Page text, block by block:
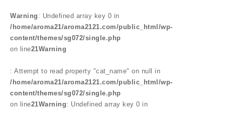
Warning : Undefined array key 0 in
/home/aroma21/aroma2121.com/public_html/wp-
content/themes/sg072/single.php
on line21Warning
: Attempt to read property "cat_name" on null in
/home/aroma21/aroma2121.com/public_html/wp-
content/themes/sg072/single.php
on line21Warning: Undefined array key 0 in